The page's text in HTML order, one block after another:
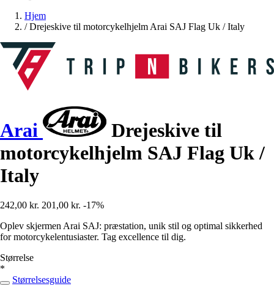
Hjem
/ Drejeskive til motorcykelhjelm Arai SAJ Flag Uk / Italy
Arai
Drejeskive til
motorcykelhjelm SAJ Flag Uk /
Italy
242,00 kr. 201,00 kr. -17%
Oplev skjermen Arai SAJ: præstation, unik stil og optimal sikkerhed
for motorcykelentusiaster. Tag excellence til dig.
Størrelse
*
Størrelsesguide